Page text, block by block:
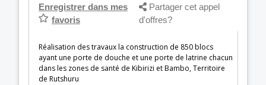
Enregistrer dans mes
favoris
Partager cet appel
d'offres?
Réalisation des travaux la construction de 850 blocs
ayant une porte de douche et une porte de latrine chacun
dans les zones de santé de Kibirizi et Bambo, Territoire
de Rutshuru